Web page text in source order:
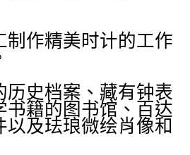
作精美时计的工作
历史档案、藏有钟表
书籍的图书馆、百达
以及珐琅微绘肖像和